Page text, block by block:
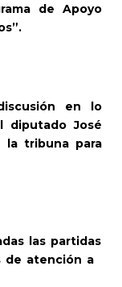
de Apoyo
en lo
diputado José
la tribuna para
las partidas
de atención a